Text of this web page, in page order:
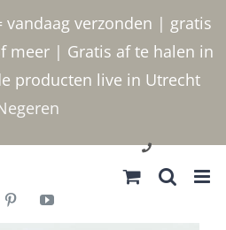
vandaag verzonden | gratis
meer | Gratis af te halen in
producten live in Utrecht
030 2400000